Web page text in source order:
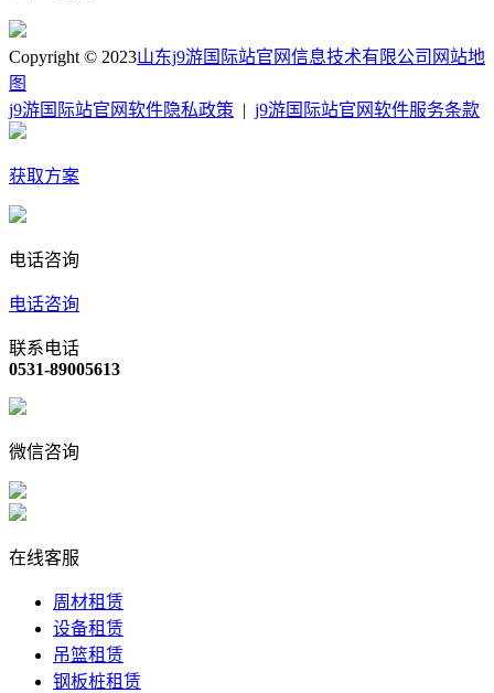
Copyright © 2023山东j9游国际站官网信息技术有限公司 网站地
图
j9游国际站官网软件隐私政策
j9游国际站官网软件服务条款
获取方案
电话咨询
电话咨询
联系电话
0531-89005613
微信咨询
在线客服
周材租赁
设备租赁
吊篮租赁
钢板桩租赁